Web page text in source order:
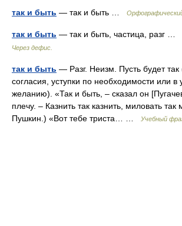
так и быть — так и быть …
так и быть — так и быть, частица, разг …
Через дефис.
так и быть — Разг. Неизм. Пусть будет
согласия, уступки по необходимости или в
желанию). «Так и быть, – сказал он
плечу. – Казнить так казнить, миловать так
Пушкин.) «Вот тебе триста… …
Учебный